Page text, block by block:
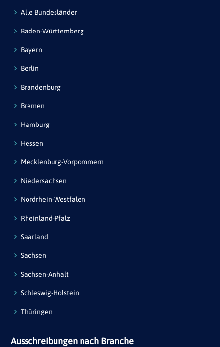
Alle Bundesländer
Baden-Württemberg
Bayern
Berlin
Brandenburg
Bremen
Hamburg
Hessen
Mecklenburg-Vorpommern
Niedersachsen
Nordrhein-Westfalen
Rheinland-Pfalz
Saarland
Sachsen
Sachsen-Anhalt
Schleswig-Holstein
Thüringen
Ausschreibungen nach Branche